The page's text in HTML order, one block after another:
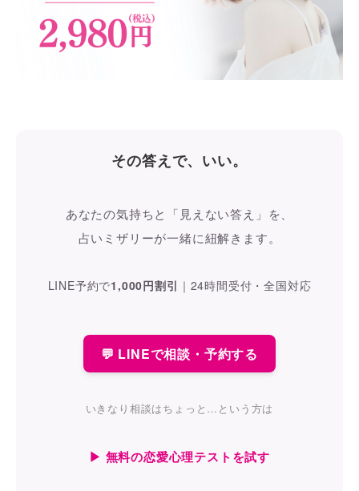
その答えで、いい。
あなたの気持ちと「見えない答え」を、
占いミザリーが一緒に紐解きます。
LINE予約で1,000円割引 ｜ 24時間受付・全国対応
💬 LINEで相談・予約する
いきなり相談はちょっと…という方は
▶ 無料の恋愛心理テストを試す